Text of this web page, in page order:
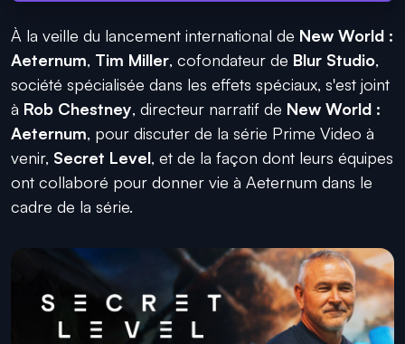
À la veille du lancement international de New World :
Aeternum, Tim Miller, cofondateur de Blur Studio,
société spécialisée dans les effets spéciaux, s'est joint
à Rob Chestney, directeur narratif de New World :
Aeternum, pour discuter de la série Prime Video à
venir, Secret Level, et de la façon dont leurs équipes
ont collaboré pour donner vie à Aeternum dans le
cadre de la série.